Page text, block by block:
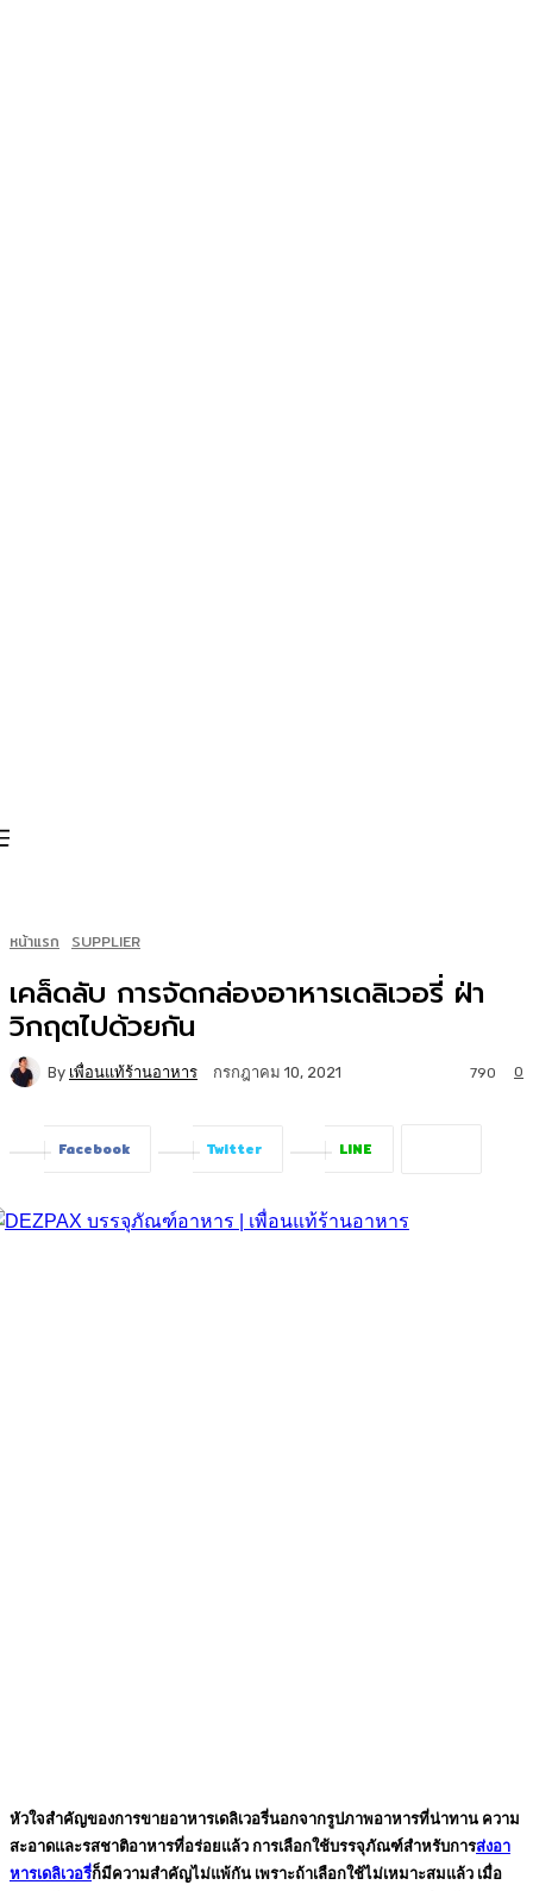
หน้าแรก SUPPLIER
เคล็ดลับ การจัดกล่องอาหารเดลิเวอรี่ ฝ่า
วิกฤตไปด้วยกัน
By เพื่อนแท้ร้านอาหาร กรกฎาคม 10, 2021 0
790
Facebook Twitter LINE
หัวใจสำคัญของการขายอาหารเดลิเวอรี่นอกจากรูปภาพอาหารที่น่าทาน ความ
สะอาดและรสชาติอาหารที่อร่อยแล้ว การเลือกใช้บรรจุภัณฑ์สำหรับการส่งอา
หารเดลิเวอรี่ก็มีความสำคัญไม่แพ้กัน เพราะถ้าเลือกใช้ไม่เหมาะสมแล้ว เมื่อ